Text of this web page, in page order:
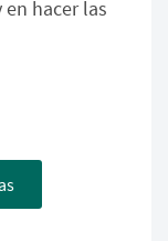
hacer las